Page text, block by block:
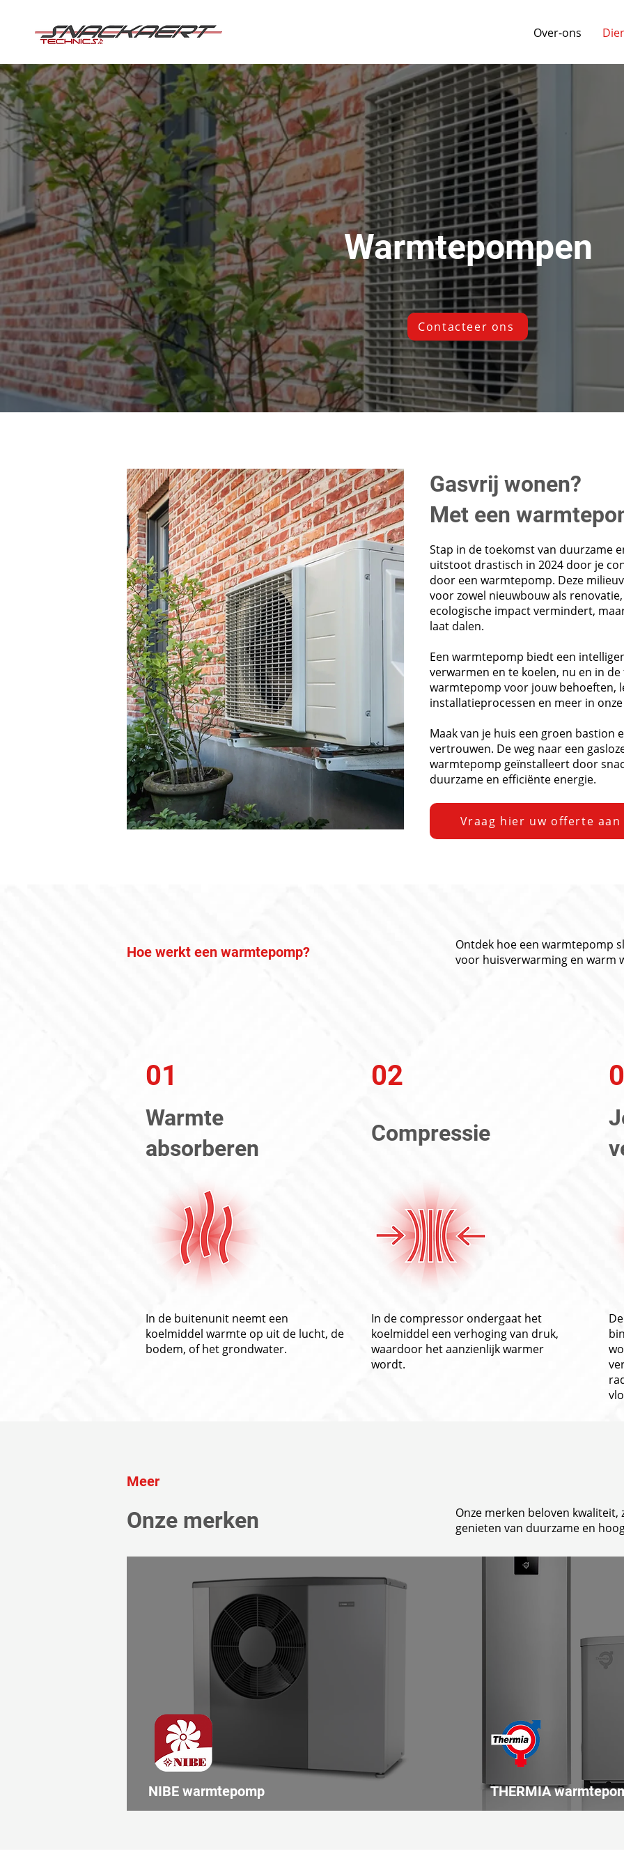
Over-ons
Warmtepompen
Contacteer ons
Gasvrij wonen?
Met een
Stap in de toekomst van duurzame
uitstoot drastisch in 2024 door je
door een warmtepomp. Deze
voor zowel nieuwbouw als
ecologische impact vermindert,
laat dalen.
Een warmtepomp biedt een
verwarmen en te koelen, nu en in
warmtepomp voor jouw behoeften,
installatieprocessen en meer in
Maak van je huis een groen
vertrouwen. De weg naar een
warmtepomp geïnstalleert door
duurzame en efficiënte energie.
Vraag hier uw offerte aan
Hoe werkt een warmtepomp?
Ontdek hoe een warmtepomp
voor huisverwarming en warm
01
Warmte
absorberen
In de buitenunit neemt een
koelmiddel warmte op uit de lucht, de
bodem, of het grondwater.
02
Compressie
In de compressor ondergaat het
koelmiddel een verhoging van druk,
waardoor het aanzienlijk warmer
wordt.
Meer
Onze merken
Onze merken beloven
genieten van duurzame en
NIBE warmtepomp THERMIA